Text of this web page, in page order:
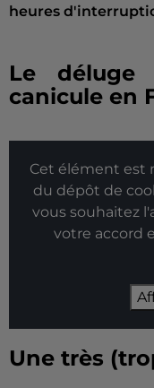
heures
Le déluge
canicule en
Cet élément est
du dépôt de
vous souhaitez
votre accord
Une très